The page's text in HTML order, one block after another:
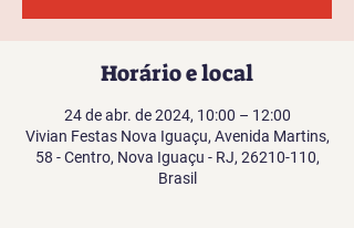
Horário e local
24 de abr. de 2024, 10:00 – 12:00
Vivian Festas Nova Iguaçu, Avenida Martins,
58 - Centro, Nova Iguaçu - RJ, 26210-110,
Brasil